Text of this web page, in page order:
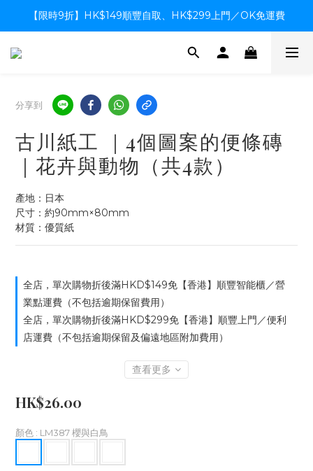
【限時9折】HK$149順豐自取、HK$299上門／OK免運費
【限時9折】HK$149順豐自取、HK$299上門／OK免運費
支付系統升級中，暫停信用卡支付至8月中，造成不便感謝諒解
分享到
古川紙工 ｜4個圖案的便條磚
｜花卉與動物（共4款）
產地：日本
尺寸：約90mm×80mm
材質：優質紙
全店，單次購物折後滿HKD$149免【香港】順豐智能櫃／營
業點運費（不包括逾期保留費用）
全店，單次購物折後滿HKD$299免【香港】順豐上門／便利
店運費（不包括逾期保留及偏遠地區附加費用）
查看更多
HK$26.00
顏色 : LM387 櫻與白鳥